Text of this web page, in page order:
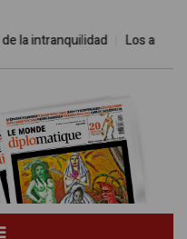
la intranquilidad Los amos